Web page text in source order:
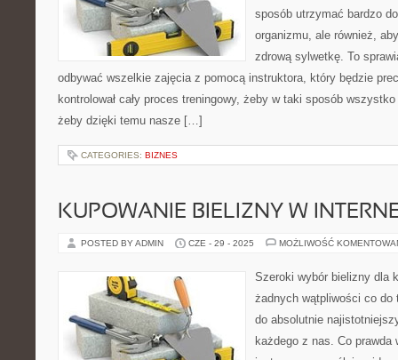
sposób utrzymać bardzo
organizmu, ale również,
zdrową sylwetkę. To
odbywać wszelkie zajęcia z pomocą instruktora, który będzie
kontrolował cały proces treningowy, żeby w taki sposób
żeby dzięki temu nasze […]
CATEGORIES: BIZNES
KUPOWANIE BIELIZNY W
POSTED BY ADMIN CZE - 29 - 2025 MOŻLIWOŚĆ
Szeroki wybór bielizny dla
żadnych wątpliwości co
do absolutnie
każdego z nas. Co